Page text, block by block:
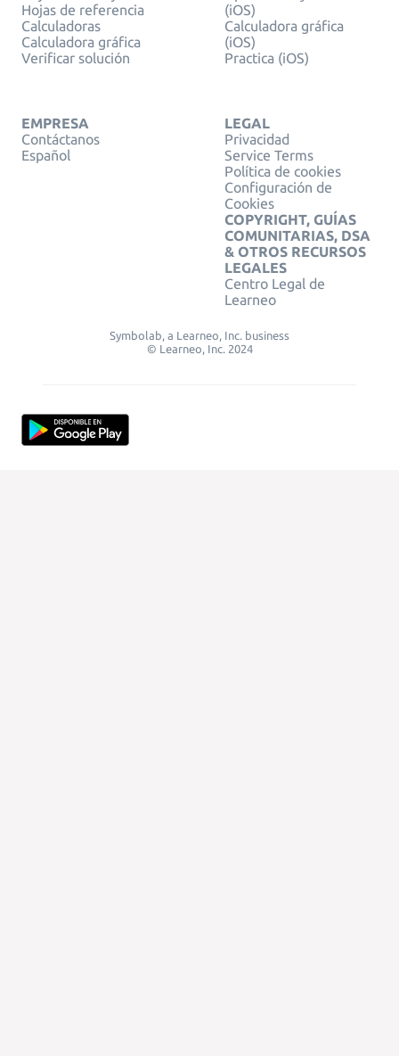
Hojas de referencia
Calculadoras
Calculadora gráfica
Verificar solución
(iOS)
Calculadora gráfica
(iOS)
Practica (iOS)
EMPRESA
Contáctanos
Español
LEGAL
Privacidad
Service Terms
Política de cookies
Configuración de
Cookies
COPYRIGHT, GUÍAS
COMUNITARIAS, DSA
& OTROS RECURSOS
LEGALES
Centro Legal de
Learneo
Symbolab, a Learneo, Inc. business
© Learneo, Inc. 2024